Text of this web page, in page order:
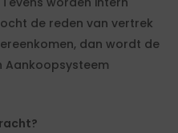
de reden van vertrek
dan wordt de
Aankoopsysteem